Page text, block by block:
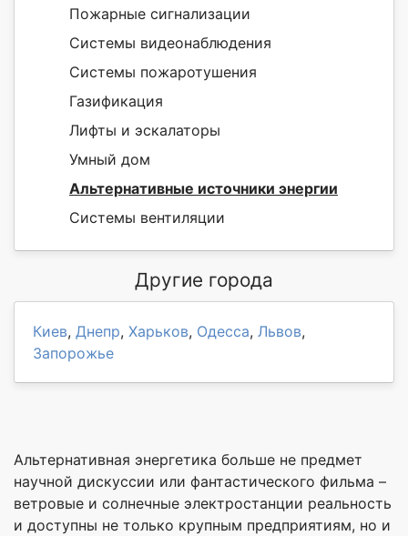
Пожарные сигнализации
Системы видеонаблюдения
Системы пожаротушения
Газификация
Лифты и эскалаторы
Умный дом
Альтернативные источники энергии
Системы вентиляции
Другие города
Киев, Днепр, Харьков, Одесса, Львов,
Запорожье
Альтернативная энергетика больше не предмет
научной дискуссии или фантастического фильма –
ветровые и солнечные электростанции реальность
и доступны не только крупным предприятиям, но и